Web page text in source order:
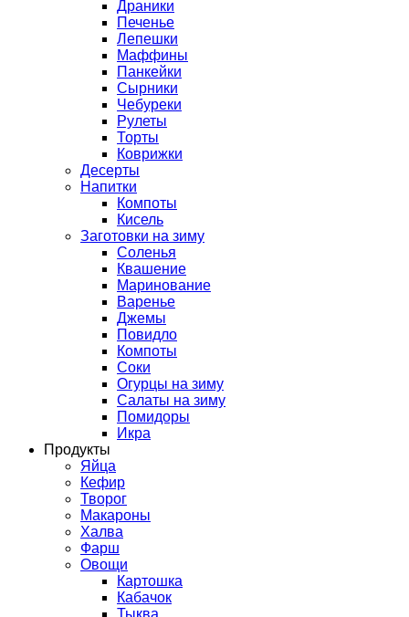
Драники
Печенье
Лепешки
Маффины
Панкейки
Сырники
Чебуреки
Рулеты
Торты
Коврижки
Десерты
Напитки
Компоты
Кисель
Заготовки на зиму
Соленья
Квашение
Маринование
Варенье
Джемы
Повидло
Компоты
Соки
Огурцы на зиму
Салаты на зиму
Помидоры
Икра
Продукты
Яйца
Кефир
Творог
Макароны
Халва
Фарш
Овощи
Картошка
Кабачок
Тыква